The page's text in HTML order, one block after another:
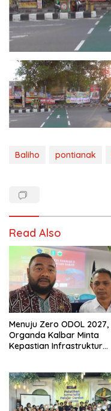
Baliho pontianak
Read Also
Menuju Zero ODOL 2027,
Organda Kalbar Minta
Kepastian Infrastruktur